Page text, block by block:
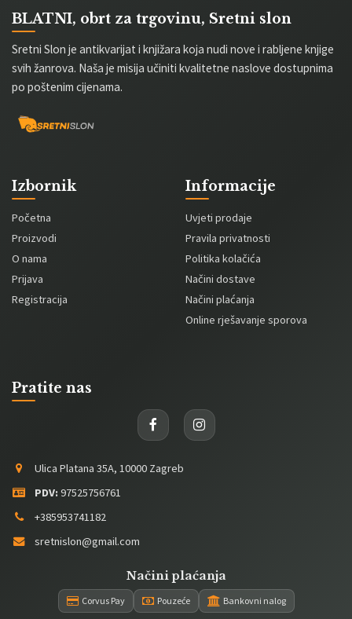
BLATNI, obrt za trgovinu, Sretni slon
Sretni Slon je antikvarijat i knjižara koja nudi nove i rabljene knjige
svih žanrova. Naša je misija učiniti kvalitetne naslove dostupnima
po poštenim cijenama.
Izbornik
Početna
Proizvodi
O nama
Prijava
Registracija
Informacije
Uvjeti prodaje
Pravila privatnosti
Politika kolačića
Načini dostave
Načini plaćanja
Online rješavanje sporova
Pratite nas
Ulica Platana 35A, 10000 Zagreb
PDV: 97525756761
+385953741182
sretnislon@gmail.com
Načini plaćanja
Corvus Pay Pouzeće Bankovni nalog